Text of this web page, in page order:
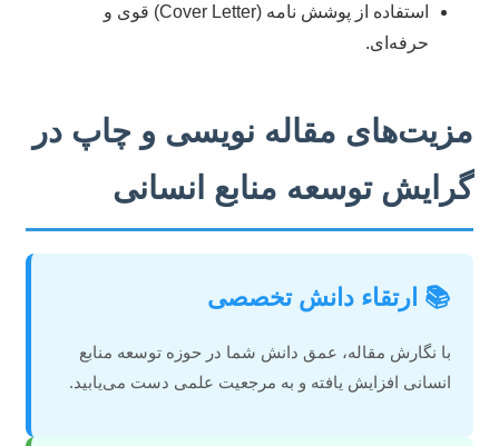
استفاده از پوشش نامه (Cover Letter) قوی و
حرفه‌ای.
مزیت‌های مقاله نویسی و چاپ در
گرایش توسعه منابع انسانی
📚 ارتقاء دانش تخصصی
با نگارش مقاله، عمق دانش شما در حوزه توسعه منابع
انسانی افزایش یافته و به مرجعیت علمی دست می‌یابید.